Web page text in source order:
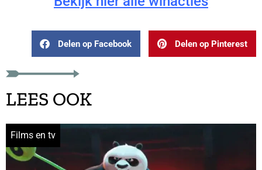
Delen op Facebook Delen op Pinterest
LEES OOK
Films en tv